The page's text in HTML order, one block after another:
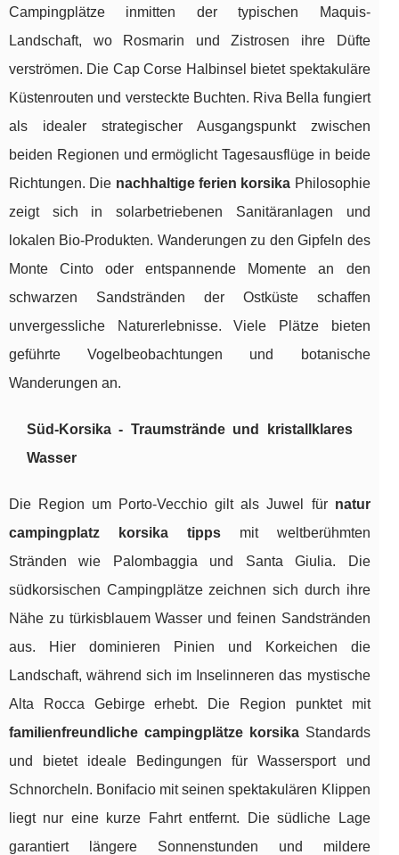
Campingplätze inmitten der typischen Maquis-
Landschaft, wo Rosmarin und Zistrosen ihre Düfte
verströmen. Die Cap Corse Halbinsel bietet spektakuläre
Küstenrouten und versteckte Buchten. Riva Bella fungiert
als idealer strategischer Ausgangspunkt zwischen
beiden Regionen und ermöglicht Tagesausflüge in beide
Richtungen. Die nachhaltige ferien korsika Philosophie
zeigt sich in solarbetriebenen Sanitäranlagen und
lokalen Bio-Produkten. Wanderungen zu den Gipfeln des
Monte Cinto oder entspannende Momente an den
schwarzen Sandstränden der Ostküste schaffen
unvergessliche Naturerlebnisse. Viele Plätze bieten
geführte Vogelbeobachtungen und botanische
Wanderungen an.
Süd-Korsika - Traumstrände und kristallklares
Wasser
Die Region um Porto-Vecchio gilt als Juwel für natur
campingplatz korsika tippsmit weltberühmten
Stränden wie Palombaggia und Santa Giulia. Die
südkorsischen Campingplätze zeichnen sich durch ihre
Nähe zu türkisblauem Wasser und feinen Sandstränden
aus. Hier dominieren Pinien und Korkeichen die
Landschaft, während sich im Inselinneren das mystische
Alta Rocca Gebirge erhebt. Die Region punktet mit
familienfreundliche campingplätze korsikaStandards
und bietet ideale Bedingungen für Wassersport und
Schnorcheln. Bonifacio mit seinen spektakulären Klippen
liegt nur eine kurze Fahrt entfernt. Die südliche Lage
garantiert längere Sonnenstunden und mildere